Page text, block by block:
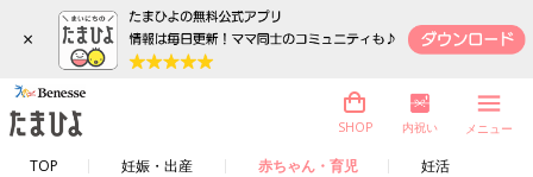
×
TOP 妊娠・出産 赤ちゃん・育児 妊活
SHOP 内祝い メニュー